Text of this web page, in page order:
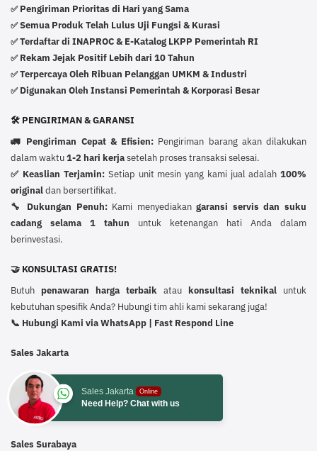
✅ Pengiriman Prioritas di Hari yang Sama
✅Semua Produk Telah Lulus Uji Fungsi & Kurasi
✅Terdaftar di INAPROC & E-Katalog LKPP Pemerintah RI
✅ Rekam Jejak Positif Lebih dari 10 Tahun
✅Terpercaya Oleh Ribuan Pelanggan UMKM & Industri
✅ Digunakan Oleh Instansi Pemerintah & Korporasi Besar
🛠️ PENGIRIMAN & GARANSI
🚛 Pengiriman Cepat & Efisien: Pengiriman barang akan dilakukan
dalam waktu1-2 hari kerjasetelah proses transaksi selesai.
✅ Keaslian Terjamin: Setiap unit mesin yang kami jual adalah100%
originaldan bersertifikat.
🔧 Dukungan Penuh:Kami menyediakangaransi servis dan suku
cadang selama 1 tahun untuk ketenangan hati Anda dalam
berinvestasi.
🤝 KONSULTASI GRATIS!
Butuh penawaran harga terbaik atau konsultasi teknikal untuk
kebutuhan spesifik Anda? Hubungi tim ahli kami sekarang juga!
📞 Hubungi Kami via WhatsApp | Fast Respond Line
Sales Jakarta
Sales Jakarta Online
Need Help? Chat with us
Sales Surabaya